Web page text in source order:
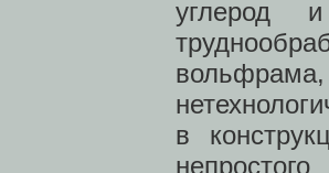
углерод
в